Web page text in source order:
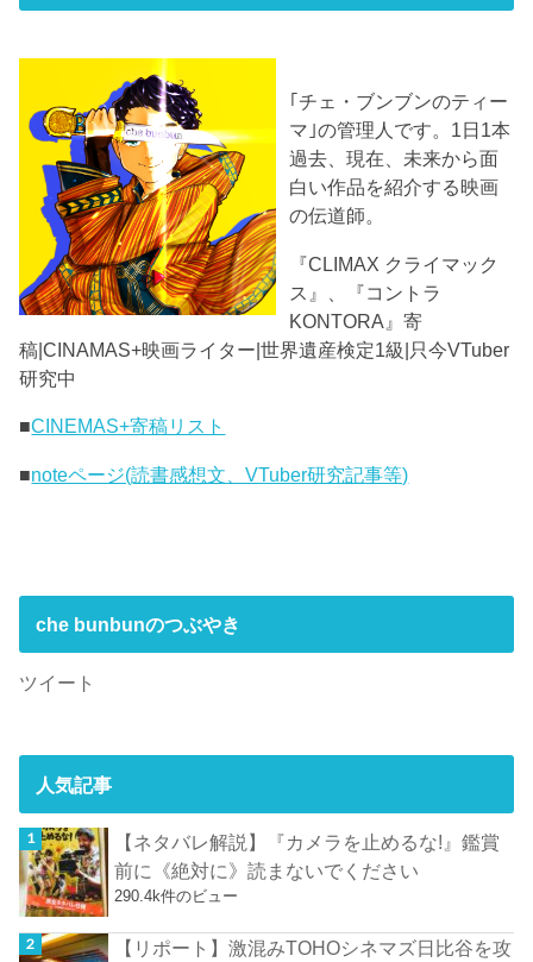
｢チェ・ブンブンのティー
マ｣の管理人です。1日1本
過去、現在、未来から面
白い作品を紹介する映画
の伝道師。
『CLIMAX クライマック
ス』、『コントラ
KONTORA』寄
稿|CINAMAS+映画ライター|世界遺産検定1級|只今VTuber
研究中
■CINEMAS+寄稿リスト
■noteページ(読書感想文、VTuber研究記事等)
che bunbunのつぶやき
ツイート
人気記事
【ネタバレ解説】『カメラを止めるな!』鑑賞
前に《絶対に》読まないでください
290.4k件のビュー
【リポート】激混みTOHOシネマズ日比谷を攻